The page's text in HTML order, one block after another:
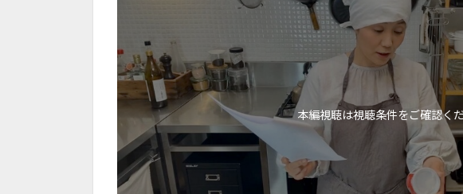
本編視聴は視聴条件をご確認く